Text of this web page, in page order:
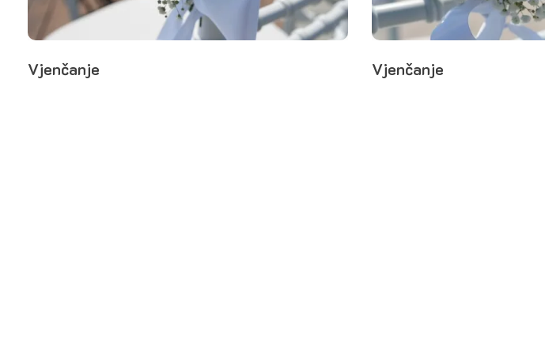
Vjenčanje Vjenčanje